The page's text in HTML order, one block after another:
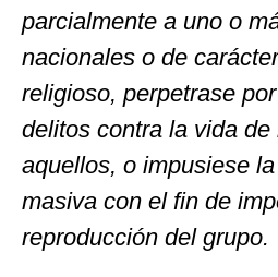
parcialmente a uno o
nacionales o de
religioso, perpetrase
delitos contra la vida de
aquellos, o impusiese
masiva con el fin de
reproducción del grupo.